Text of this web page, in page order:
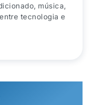
música,
tecnologia e